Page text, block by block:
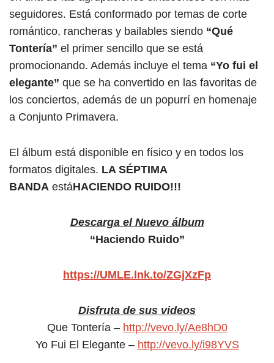
seguidores. Está conformado por temas de corte
romántico, rancheras y bailables siendo “Qué
Tontería” el primer sencillo que se está
promocionando. Además incluye el tema “Yo fui el
elegante” que se ha convertido en las favoritas de
los conciertos, además de un popurrí en homenaje
a Conjunto Primavera.
El álbum está disponible en físico y en todos los
formatos digitales. LA SÉPTIMA
BANDA estáHACIENDO RUIDO!!!
Descarga el Nuevo álbum
“Haciendo Ruido”
https://UMLE.lnk.to/ZGjXzFp
Disfruta de sus videos
Que Tontería – http://vevo.ly/Ae8hD0
Yo Fui El Elegante – http://vevo.ly/i98YVS